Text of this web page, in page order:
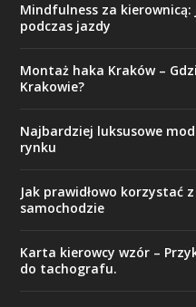
Mindfulness za
podczas jazdy
Montaż haka Kraków –
Krakowie?
Najbardziej luksusowe
rynku
Jak prawidłowo
samochodzie
Karta kierowcy wzór –
do tachografu.